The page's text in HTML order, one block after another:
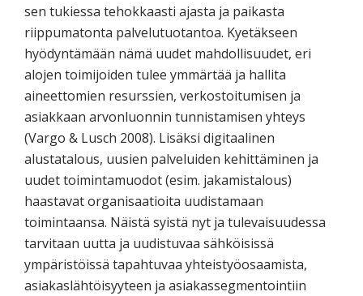
sen tukiessa tehokkaasti ajasta ja paikasta
riippumatonta palvelutuotantoa. Kyetäkseen
hyödyntämään nämä uudet mahdollisuudet, eri
alojen toimijoiden tulee ymmärtää ja hallita
aineettomien resurssien, verkostoitumisen ja
asiakkaan arvonluonnin tunnistamisen yhteys
(Vargo & Lusch 2008). Lisäksi digitaalinen
alustatalous, uusien palveluiden kehittäminen ja
uudet toimintamuodot (esim. jakamistalous)
haastavat organisaatioita uudistamaan
toimintaansa. Näistä syistä nyt ja tulevaisuudessa
tarvitaan uutta ja uudistuvaa sähköisissä
ympäristöissä tapahtuvaa yhteistyöosaamista,
asiakaslähtöisyyteen ja asiakassegmentointiin